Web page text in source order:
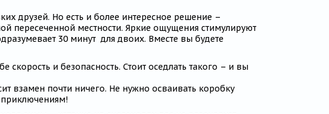
друзей. Но есть и более интересное решение –
пересеченной местности. Яркие ощущения стимулируют
30 минут для двоих. Вместе вы будете
скорость и безопасность. Стоит оседлать такого – и вы
взамен почти ничего. Не нужно осваивать коробку
приключениям!